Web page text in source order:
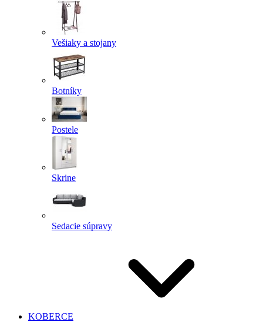
Vešiaky a stojany
Botníky
Postele
Skrine
Sedacie súpravy
KOBERCE